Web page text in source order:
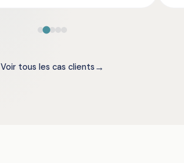
Voir tous les cas clients →